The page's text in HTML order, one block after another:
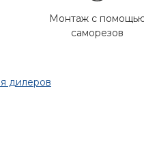
Монтаж с
саморезов
дилеров